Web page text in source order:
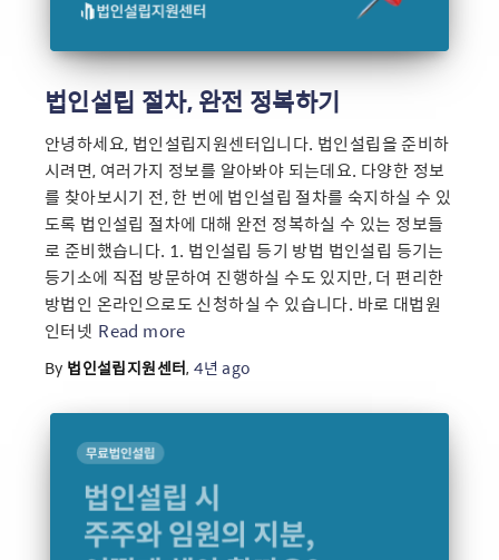
법인설립 절차, 완전 정복하기
안녕하세요, 법인설립지원센터입니다. 법인설립을 준비하
시려면, 여러가지 정보를 알아봐야 되는데요. 다양한 정보
를 찾아보시기 전, 한 번에 법인설립 절차를 숙지하실 수 있
도록 법인설립 절차에 대해 완전 정복하실 수 있는 정보들
로 준비했습니다. 1. 법인설립 등기 방법 법인설립 등기는
등기소에 직접 방문하여 진행하실 수도 있지만, 더 편리한
방법인 온라인으로도 신청하실 수 있습니다. 바로 대법원
인터넷 Read more
By 법인설립지원센터,4년 ago